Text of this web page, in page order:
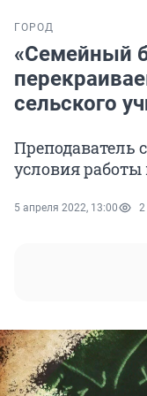
ГОРОД
«Семейный
сельского
Преподаватель
условия работы
5 апреля 2022, 13:00 2